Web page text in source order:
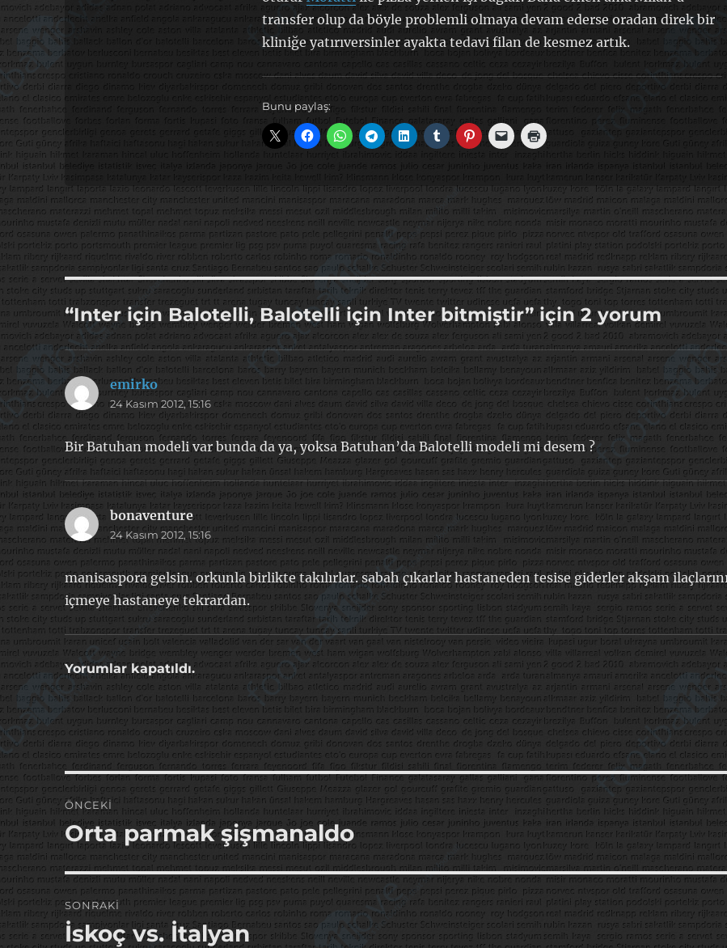
transfer olup da böyle problemli olmaya devam ederse oradan direk bir
kliniğe yatırıversinler ayakta tedavi filan de kesmez artık.
Bunu paylaş:
“Inter için Balotelli, Balotelli için Inter bitmiştir” için 2 yorum
emirko dedi
ki:
24 Kasım 2012, 15:16
Bir Batuhan modeli var bunda da ya, yoksa Batuhan’da Balotelli modeli mi desem ?
bonaventurededi
ki:
24 Kasım 2012, 15:16
manisaspora gelsin. orkunla birlikte takılırlar. sabah çıkarlar hastaneden tesise giderler akşam
içmeye hastaneye tekrardan.
Yorumlar kapatıldı.
Yazı
gezinmesi
ÖNCEKI
Önceki
yazı:
Orta parmak şişmanaldo
SONRAKI
Sonraki
İskoç vs. İtalyan